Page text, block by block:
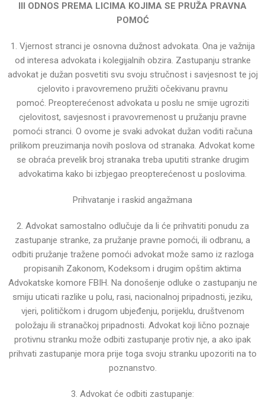
III ODNOS PREMA LICIMA KOJIMA SE PRUŽA PRAVNA
POMOĆ
1. Vjernost stranci je osnovna dužnost advokata. Ona je važnija
od interesa advokata i kolegijalnih obzira. Zastupanju stranke
advokat je dužan posvetiti svu svoju stručnost i savjesnost te joj
cjelovito i pravovremeno pružiti očekivanu pravnu
pomoć. Preopterećenost advokata u poslu ne smije ugroziti
cjelovitost, savjesnost i pravovremenost u pružanju pravne
pomoći stranci. O ovome je svaki advokat dužan voditi računa
prilikom preuzimanja novih poslova od stranaka. Advokat kome
se obraća prevelik broj stranaka treba uputiti stranke drugim
advokatima kako bi izbjegao preopterećenost u poslovima.
Prihvatanje i raskid angažmana
2. Advokat samostalno odlučuje da li će prihvatiti ponudu za
zastupanje stranke, za pružanje pravne pomoći, ili odbranu, a
odbiti pružanje tražene pomoći advokat može samo iz razloga
propisanih Zakonom, Kodeksom i drugim opštim aktima
Advokatske komore FBIH. Na donošenje odluke o zastupanju ne
smiju uticati razlike u polu, rasi, nacionalnoj pripadnosti, jeziku,
vjeri, političkom i drugom ubjeđenju, porijeklu, društvenom
položaju ili stranačkoj pripadnosti. Advokat koji lično poznaje
protivnu stranku može odbiti zastupanje protiv nje, a ako ipak
prihvati zastupanje mora prije toga svoju stranku upozoriti na to
poznanstvo.
3. Advokat će odbiti zastupanje: